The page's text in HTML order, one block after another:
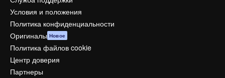
Условия и положения
Политика конфиденциальности
Оригиналы Новое
Политика файлов cookie
Центр доверия
Партнеры